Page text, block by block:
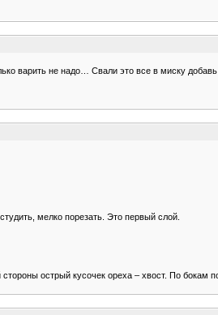
варить не надо… Свали это все в миску
мелко порезать. Это первый слой.
острый кусочек ореха – хвост. По бокам